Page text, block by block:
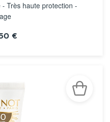
Très haute protection -
€